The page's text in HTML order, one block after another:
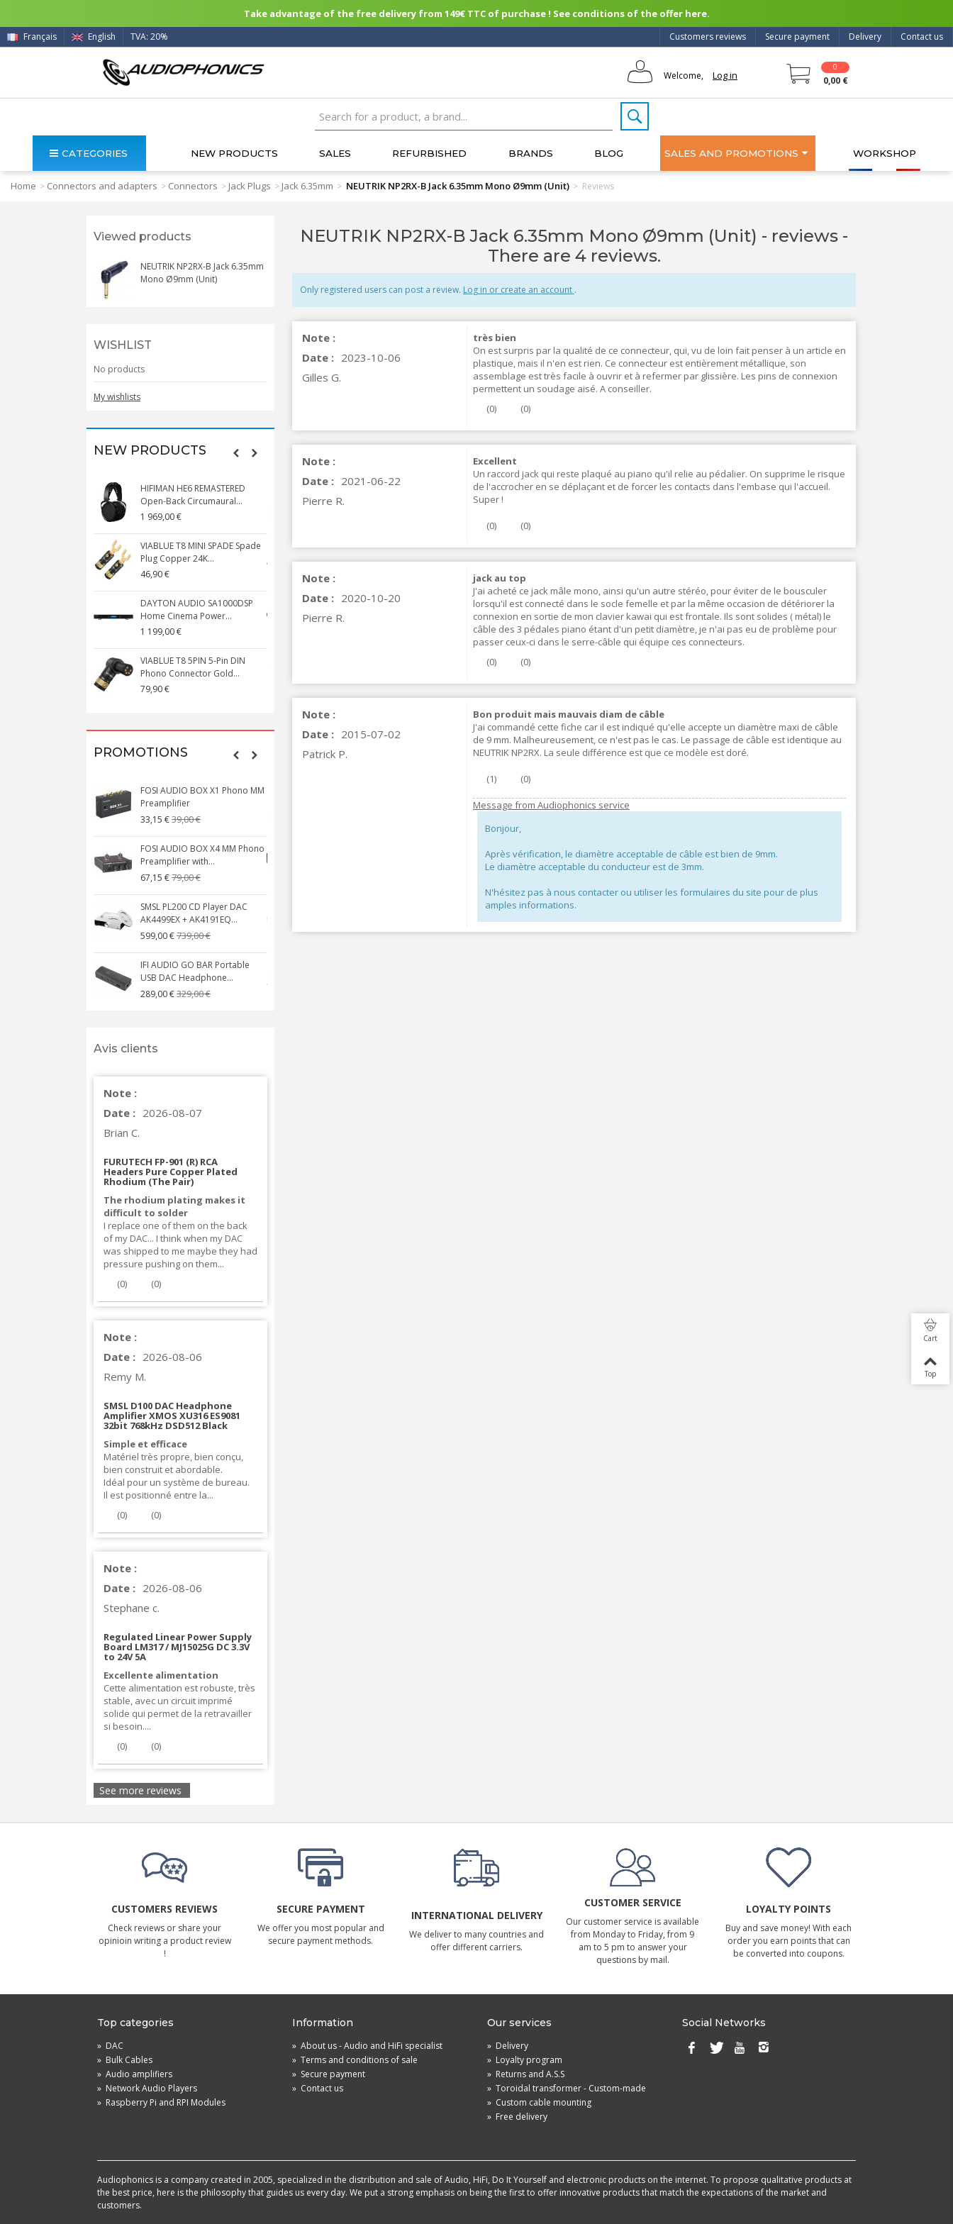
Take advantage of the free delivery from 149€ TTC of purchase ! See conditions of the offer here.
Contact us
Delivery
Secure payment
Customers reviews
Français English TVA: 20%
Welcome, Log in
0
0,00 €
CATEGORIES NEW PRODUCTS SALES REFURBISHED BRANDS BLOG SALES AND PROMOTIONS WORKSHOP
Home > Connectors and adapters > Connectors > Jack Plugs > Jack 6.35mm > NEUTRIK NP2RX-B Jack 6.35mm Mono Ø9mm (Unit) > Reviews
Viewed products
NEUTRIK NP2RX-B Jack 6.35mm
Mono Ø9mm (Unit)
WISHLIST
No products
My wishlists
NEW PRODUCTS
HIFIMAN HE6 REMASTERED
Open-Back Circumaural...
1 969,00 €
VIABLUE T8 MINI SPADE Spade
Plug Copper 24K...
46,90 €
DAYTON AUDIO SA1000DSP
Home Cinema Power...
1 199,00 €
VIABLUE T8 5PIN 5-Pin DIN
Phono Connector Gold...
79,90 €
VIABLUE T8 5PIN 5-Pin DIN
Phono Connector Gold...
VIABLUE T8 Binding Post
119,90 €
VIABLUE EPC-4 T8 STEREO
SMALL Male Stereo Jack...
PROMOTIONS
FOSI AUDIO BOX X1 Phono MM
Preamplifier
33,15 €39,00 €
FOSI AUDIO BOX X4 MM Phono
Preamplifier with...
67,15 €79,00 €
SMSL PL200 CD Player DAC
AK4499EX + AK4191EQ...
599,00 €739,00 €
IFI AUDIO GO BAR Portable
USB DAC Headphone...
289,00 €329,00 €
579,00 €649,00 €
Avis clients
Note :
Date : 2026-08-07
Brian C.
FURUTECH FP-901 (R) RCA
Headers Pure Copper Plated
Rhodium (The Pair)
The rhodium plating makes it
difficult to solder
I replace one of them on the back
of my DAC... I think when my DAC
was shipped to me maybe they had
pressure pushing on them...
(0) (0)
Note :
Date : 2026-08-06
Remy M.
SMSL D100 DAC Headphone
Amplifier XMOS XU316 ES9081
32bit 768kHz DSD512 Black
Simple et efficace
Matériel très propre, bien conçu,
bien construit et abordable.
Idéal pour un système de bureau.
Il est positionné entre la...
(0) (0)
Note :
Date : 2026-08-06
Stephane c.
Regulated Linear Power Supply
Board LM317 / MJ15025G DC 3.3V
to 24V 5A
Excellente alimentation
Cette alimentation est robuste, très
stable, avec un circuit imprimé
solide qui permet de la retravailler
si besoin....
(0) (0)
See more reviews
NEUTRIK NP2RX-B Jack 6.35mm Mono Ø9mm (Unit) - reviews -
There are 4 reviews.
Only registered users can post a review. Log in or create an account .
Note :
Date : 2023-10-06
Gilles G.
très bien
On est surpris par la qualité de ce connecteur, qui, vu de loin fait penser à un article en
plastique, mais il n'en est rien. Ce connecteur est entièrement métallique, son
assemblage est très facile à ouvrir et à refermer par glissière. Les pins de connexion
permettent un soudage aisé. A conseiller.
(0) (0)
Note :
Date : 2021-06-22
Pierre R.
Excellent
Un raccord jack qui reste plaqué au piano qu'il relie au pédalier. On supprime le risque
de l'accrocher en se déplaçant et de forcer les contacts dans l'embase qui l'accueil.
Super !
(0) (0)
Note :
Date : 2020-10-20
Pierre R.
jack au top
J'ai acheté ce jack mâle mono, ainsi qu'un autre stéréo, pour éviter de le bousculer
lorsqu'il est connecté dans le socle femelle et par la même occasion de détériorer la
connexion en sortie de mon clavier kawai qui est frontale. Ils sont solides ( métal) le
câble des 3 pédales piano étant d'un petit diamètre, je n'ai pas eu de problème pour
passer ceux-ci dans le serre-câble qui équipe ces connecteurs.
(0) (0)
Note :
Date : 2015-07-02
Patrick P.
Bon produit mais mauvais diam de câble
J'ai commandé cette fiche car il est indiqué qu'elle accepte un diamètre maxi de câble
de 9 mm. Malheureusement, ce n'est pas le cas. Le passage de câble est identique au
NEUTRIK NP2RX. La seule différence est que ce modèle est doré.
(1) (0)
Message from Audiophonics service
Bonjour,
Après vérification, le diamètre acceptable de câble est bien de 9mm.
Le diamètre acceptable du conducteur est de 3mm.
N'hésitez pas à nous contacter ou utiliser les formulaires du site pour de plus
amples informations.
CUSTOMERS REVIEWS
Check reviews or share your
opinioin writing a product review
!
SECURE PAYMENT
We offer you most popular and
secure payment methods.
INTERNATIONAL DELIVERY
We deliver to many countries and
offer different carriers.
CUSTOMER SERVICE
Our customer service is available
from Monday to Friday, from 9
am to 5 pm to answer your
questions by mail.
LOYALTY POINTS
Buy and save money! With each
order you earn points that can
be converted into coupons.
Top categories
» DAC
» Bulk Cables
» Audio amplifiers
» Network Audio Players
» Raspberry Pi and RPI Modules
Information
» About us - Audio and HiFi specialist
» Terms and conditions of sale
» Secure payment
» Contact us
Our services
» Delivery
» Loyalty program
» Returns and A.S.S
» Toroidal transformer - Custom-made
» Custom cable mounting
» Free delivery
Social Networks
Audiophonics is a company created in 2005, specialized in the distribution and sale of Audio, HiFi, Do It Yourself and electronic products on the internet. To propose qualitative products at
the best price, here is the philosophy that guides us every day. We put a strong emphasis on being the first to offer innovative products that match the expectations of the market and
customers.
Cart
Top